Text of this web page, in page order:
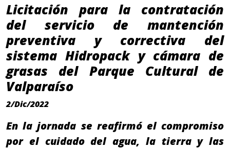
Licitación para la contratación
del servicio de mantención
preventiva y correctiva del
sistema Hidropack y cámara de
grasas del Parque Cultural de
Valparaíso
2/Dic/2022
En la jornada se reafirmó el compromiso
por el cuidado del agua, la tierra y las